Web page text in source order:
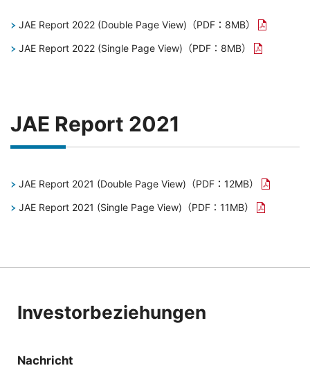
JAE Report 2022 (Double Page View) （PDF：8MB）
JAE Report 2022 (Single Page View) （PDF：8MB）
JAE Report 2021
JAE Report 2021 (Double Page View) （PDF：12MB）
JAE Report 2021 (Single Page View) （PDF：11MB）
Investorbeziehungen
Nachricht